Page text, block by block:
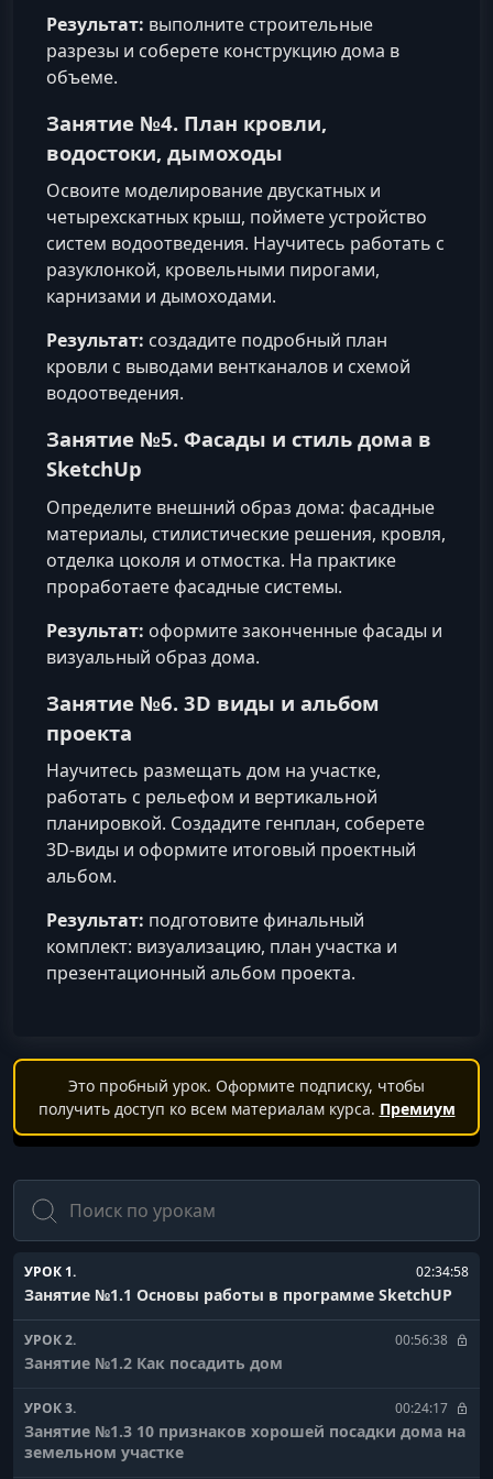
Результат: выполните строительные
разрезы и соберете конструкцию дома в
объеме.
Занятие №4. План кровли,
водостоки, дымоходы
Освоите моделирование двускатных и
четырехскатных крыш, поймете устройство
систем водоотведения. Научитесь работать с
разуклонкой, кровельными пирогами,
карнизами и дымоходами.
Результат: создадите подробный план
кровли с выводами вентканалов и схемой
водоотведения.
Занятие №5. Фасады и стиль дома в
SketchUp
Определите внешний образ дома: фасадные
материалы, стилистические решения, кровля,
отделка цоколя и отмостка. На практике
проработаете фасадные системы.
Результат: оформите законченные фасады и
визуальный образ дома.
Занятие №6. 3D виды и альбом
проекта
Научитесь размещать дом на участке,
работать с рельефом и вертикальной
планировкой. Создадите генплан, соберете
3D-виды и оформите итоговый проектный
альбом.
Результат: подготовите финальный
комплект: визуализацию, план участка и
презентационный альбом проекта.
Это пробный урок. Оформите подписку, чтобы
получить доступ ко всем материалам курса. Премиум
Поиск
УРОК 1. 02:34:58
Занятие №1.1 Основы работы в программе SketchUP
УРОК 2. 00:56:38
Занятие №1.2 Как посадить дом
УРОК 3. 00:24:17
Занятие №1.3 10 признаков хорошей посадки дома на
земельном участке